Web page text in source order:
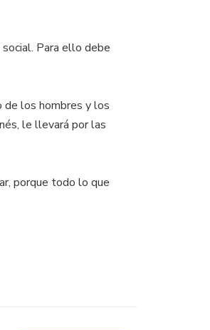
Para ello debe
de los hombres y los
le llevará por las
porque todo lo que